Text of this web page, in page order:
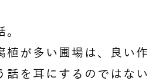
植が多い圃場は、良い作
話を耳にするのではない